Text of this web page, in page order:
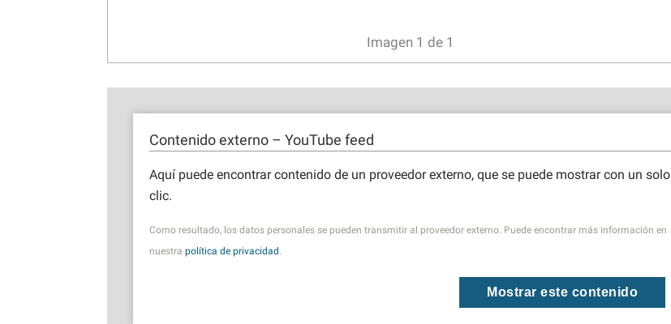
Imagen 1 de 1
Contenido externo – YouTube feed
Aquí puede encontrar contenido de un proveedor externo, que se puede mostrar con un solo
clic.
Como resultado, los datos personales se pueden transmitir al proveedor externo. Puede encontrar más información en
nuestra política de privacidad .
Mostrar este contenido